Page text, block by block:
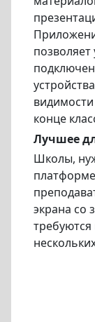
конце
Лучшее
Школы,
экрана со